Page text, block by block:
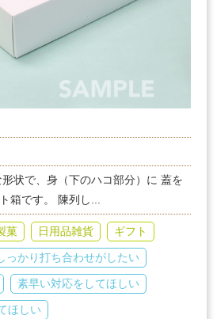
形状で、身（下のハコ部分）に 蓋を
箱です。 陳列し...
菓 日用品雑貨 ギフト
っかり打ち合わせがしたい
素早い対応をしてほしい
ほしい